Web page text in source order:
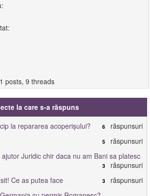
posts, 9 threads
la care s-a răspuns
la repararea acoperișului?
6
răspunsuri
5
răspunsuri
Juridic chir daca nu am Bani sa platesc
3
răspunsuri
Ce as putea face
3
răspunsuri